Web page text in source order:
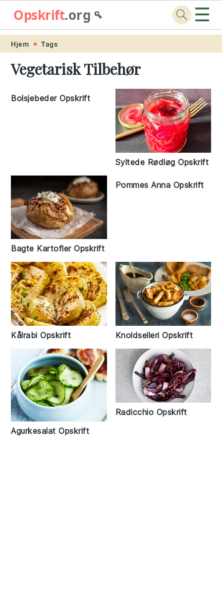
Skip
primary
Skip
main
Skip
primary
Skip
footer
Opskrift.org🥄 ☰
Hjem Tags
Vegetarisk Tilbehør
Bolsjebeder Opskrift
Syltede Rødløg Opskrift
Bagte Kartofler Opskrift
Pommes Anna Opskrift
Kålrabi Opskrift Knoldselleri Opskrift
Agurkesalat Opskrift
Radicchio Opskrift